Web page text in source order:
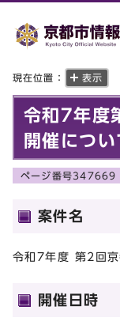
現在位置： 表示
令和7年度
開催につい
ページ番号347669
案件名
令和7年度 第2回
開催日時